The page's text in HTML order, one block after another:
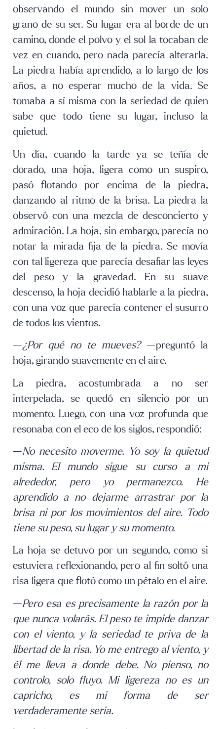
observando el mundo sin mover un solo
grano de su ser. Su lugar era al borde de un
camino, donde el polvo y el sol la tocaban de
vez en cuando, pero nada parecía alterarla.
La piedra había aprendido, a lo largo de los
años, a no esperar mucho de la vida. Se
tomaba a sí misma con la seriedad de quien
sabe que todo tiene su lugar, incluso la
quietud.
Un día, cuando la tarde ya se teñía de
dorado, una hoja, ligera como un suspiro,
pasó flotando por encima de la piedra,
danzando al ritmo de la brisa. La piedra la
observó con una mezcla de desconcierto y
admiración. La hoja, sin embargo, parecía no
notar la mirada fija de la piedra. Se movía
con tal ligereza que parecía desafiar las leyes
del peso y la gravedad. En su suave
descenso, la hoja decidió hablarle a la piedra,
con una voz que parecía contener el susurro
de todos los vientos.
—¿Por qué no te mueves?—preguntó la
hoja, girando suavemente en el aire.
La piedra, acostumbrada a no ser
interpelada, se quedó en silencio por un
momento. Luego, con una voz profunda que
resonaba con el eco de los siglos, respondió:
—No necesito moverme. Yo soy la quietud
misma. El mundo sigue su curso a mi
alrededor, pero yo permanezco. He
aprendido a no dejarme arrastrar por la
brisa ni por los movimientos del aire. Todo
tiene su peso, su lugar y su momento.
La hoja se detuvo por un segundo, como si
estuviera reflexionando, pero al fin soltó una
risa ligera que flotó como un pétalo en el aire.
—Pero esa es precisamente la razón por la
que nunca volarás. El peso te impide danzar
con el viento, y la seriedad te priva de la
libertad de la risa. Yo me entrego al viento, y
él me lleva a donde debe. No pienso, no
controlo, solo fluyo. Mi ligereza no es un
capricho, es mi forma de ser
verdaderamente seria.